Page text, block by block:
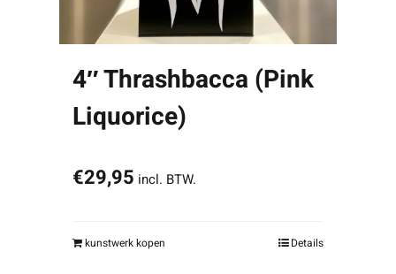
4″ Thrashbacca (Pink
Liquorice)
€29,95 incl. BTW.
kunstwerk kopen Details